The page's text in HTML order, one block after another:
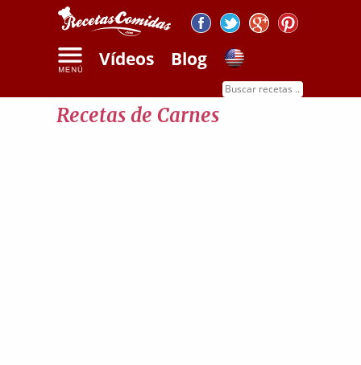
Vídeos Blog
Recetas de Carnes